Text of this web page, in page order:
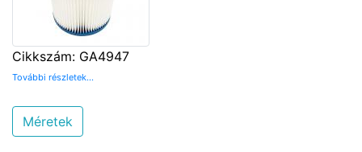
Cikkszám: GA4947
További részletek...
Méretek